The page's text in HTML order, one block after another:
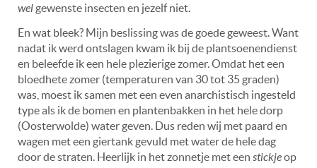
wel gewenste insecten en jezelf niet.
En wat bleek? Mijn beslissing was de goede geweest. Want
nadat ik werd ontslagen kwam ik bij de plantsoenendienst
en beleefde ik een hele plezierige zomer. Omdat het een
bloedhete zomer (temperaturen van 30 tot 35 graden)
was, moest ik samen met een even anarchistisch ingesteld
type als ik de bomen en plantenbakken in het hele dorp
(Oosterwolde) water geven. Dus reden wij met paard en
wagen met een giertank gevuld met water de hele dag
door de straten. Heerlijk in het zonnetje met een stickjeop